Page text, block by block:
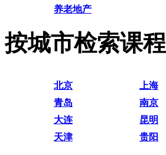
养老地产
按城市检索课程
北京 上海
青岛
南京
大连
昆明
天津
贵阳